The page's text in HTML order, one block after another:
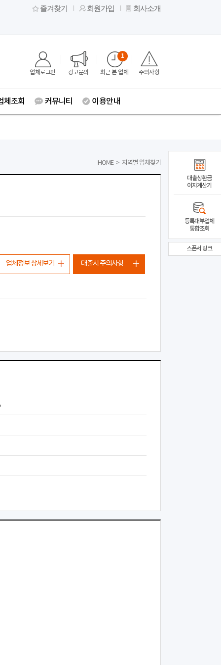
즐겨찾기 회원가입 회사소개
업체로그인 광고문의 최근 본 업체
1
주의사항
체조회 커뮤니티 이용안내
HOME > 지역별 업체찾기
업체정보 상세보기 대출시 주의사항
대출상환금
이자계산기
등록대부업체
통합조회
스폰서 링크